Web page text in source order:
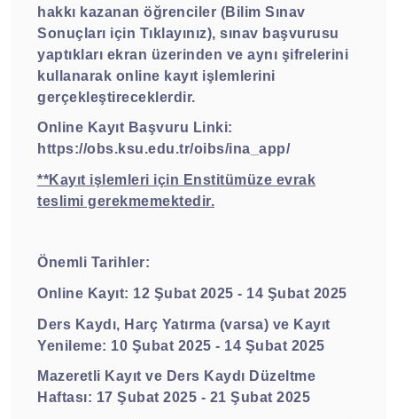
hakkı kazanan öğrenciler (Bilim Sınav
Sonuçları için Tıklayınız), sınav başvurusu
yaptıkları ekran üzerinden ve aynı şifrelerini
kullanarak online kayıt işlemlerini
gerçekleştireceklerdir.
Online Kayıt Başvuru Linki:
https://obs.ksu.edu.tr/oibs/ina_app/
**Kayıt işlemleri için Enstitümüze evrak
teslimi gerekmemektedir.
Önemli Tarihler:
Online Kayıt: 12 Şubat 2025 - 14 Şubat 2025
Ders Kaydı, Harç Yatırma (varsa) ve Kayıt
Yenileme: 10 Şubat 2025 - 14 Şubat 2025
Mazeretli Kayıt ve Ders Kaydı Düzeltme
Haftası: 17 Şubat 2025 - 21 Şubat 2025